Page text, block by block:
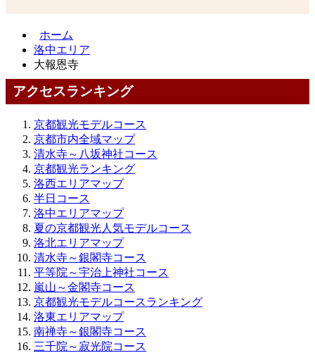
ホーム
洛中エリア
大報恩寺
アクセスランキング
京都観光モデルコース
京都市内全域マップ
清水寺～八坂神社コース
京都観光ランキング
洛西エリアマップ
半日コース
洛中エリアマップ
夏の京都観光人気モデルコース
洛北エリアマップ
清水寺～銀閣寺コース
平等院～宇治上神社コース
嵐山～金閣寺コース
京都観光モデルコースランキング
洛東エリアマップ
南禅寺～銀閣寺コース
三千院～寂光院コース